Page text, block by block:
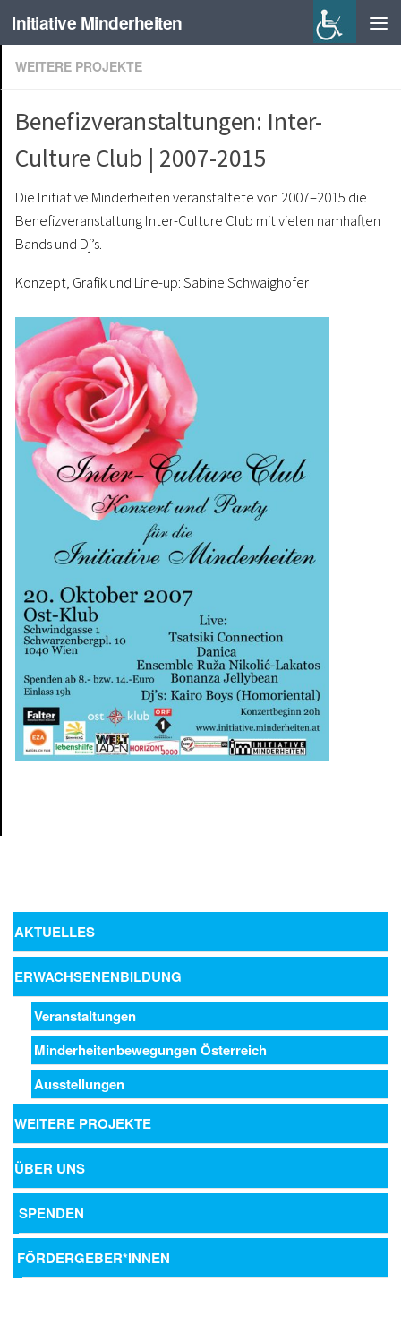
Initiative Minderheiten
WEITERE PROJEKTE
Benefizveranstaltungen: Inter-
Culture Club | 2007-2015
Die Initiative Minderheiten veranstaltete von 2007–2015 die
Benefizveranstaltung Inter-Culture Club mit vielen namhaften
Bands und Dj’s.
Konzept, Grafik und Line-up: Sabine Schwaighofer
AKTUELLES
ERWACHSENENBILDUNG
Veranstaltungen
Minderheitenbewegungen Österreich
Ausstellungen
WEITERE PROJEKTE
ÜBER UNS
SPENDEN
FÖRDERGEBER*INNEN